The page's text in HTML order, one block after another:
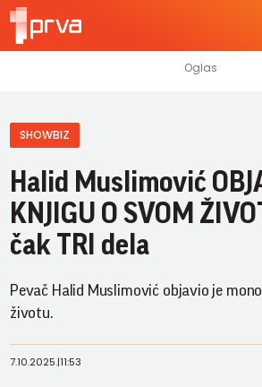
SHOWBIZ
Halid Muslimović
KNJIGU O SVOM
čak TRI dela
Pevač Halid Muslimović objavio je
životu.
7.10.2025.|11:53